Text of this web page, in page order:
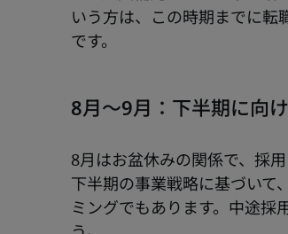
いう方は、この時期までに転
8月～9月：下半期に向
8月はお盆休みの関係で、採
下半期の事業戦略に基づい
ミングでもあります。中途採